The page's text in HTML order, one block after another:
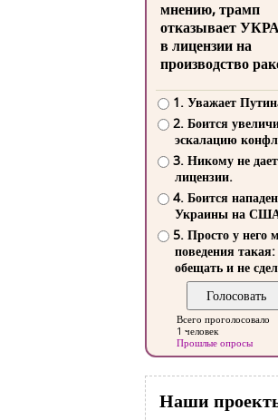
мнению, трамп
отказывает
в лицензии на
производство
1. Уважает
2. Боится
эскалацию
3. Никому не
лицензии.
4. Боится
Украины на
5. Просто у него
поведения такая:
обещать и не
Всего проголосовало
1 человек
Прошлые опросы
Наши